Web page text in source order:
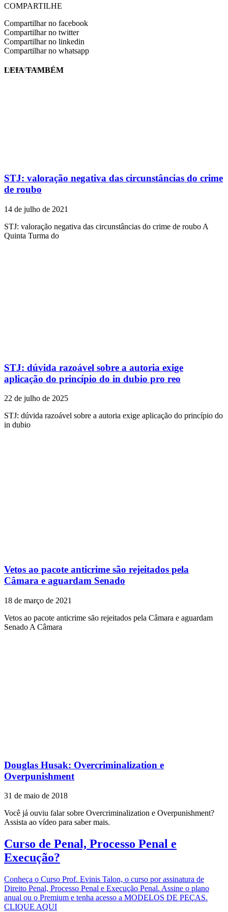
COMPARTILHE
Compartilhar no facebook
Compartilhar no twitter
Compartilhar no linkedin
Compartilhar no whatsapp
EVINIS TALON
LEIA TAMBÉM
STJ: valoração negativa das circunstâncias do crime
de roubo
14 de julho de 2021
STJ: valoração negativa das circunstâncias do crime de roubo A
Quinta Turma do
STJ: dúvida razoável sobre a autoria exige
aplicação do princípio do in dubio pro reo
22 de julho de 2025
STJ: dúvida razoável sobre a autoria exige aplicação do princípio do
in dubio
Vetos ao pacote anticrime são rejeitados pela
Câmara e aguardam Senado
18 de março de 2021
Vetos ao pacote anticrime são rejeitados pela Câmara e aguardam
Senado A Câmara
Douglas Husak: Overcriminalization e
Overpunishment
31 de maio de 2018
Você já ouviu falar sobre Overcriminalization e Overpunishment?
Assista ao vídeo para saber mais.
Curso de Penal, Processo Penal e
Execução?
Conheça o Curso Prof. Evinis Talon, o curso por assinatura de
Direito Penal, Processo Penal e Execução Penal. Assine o plano
anual ou o Premium e tenha acesso a MODELOS DE PEÇAS.
CLIQUE AQUI